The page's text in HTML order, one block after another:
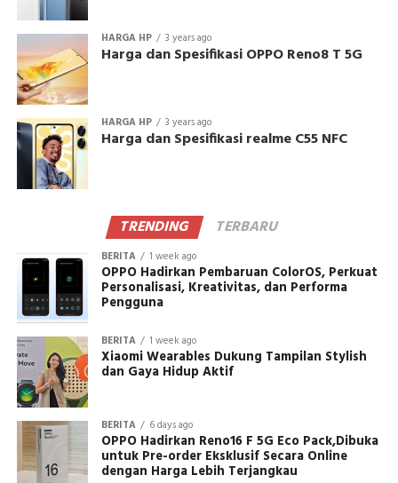
HARGA HP 3 years ago
Harga dan Spesifikasi OPPO Reno8 T 5G
HARGA HP 3 years ago
Harga dan Spesifikasi realme C55 NFC
TRENDING TERBARU
BERITA 1 week ago
OPPO Hadirkan Pembaruan ColorOS, Perkuat
Personalisasi, Kreativitas, dan Performa
Pengguna
BERITA 1 week ago
Xiaomi Wearables Dukung Tampilan Stylish
dan Gaya Hidup Aktif
BERITA 6 days ago
OPPO Hadirkan Reno16 F 5G Eco Pack,Dibuka
untuk Pre-order Eksklusif Secara Online
dengan Harga Lebih Terjangkau